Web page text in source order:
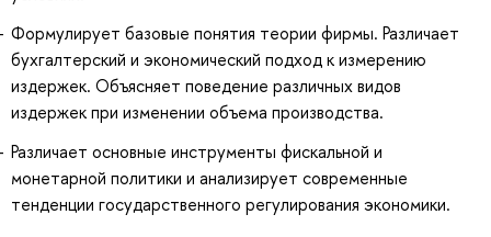
Формулирует базовые понятия теории фирмы. Различает
бухгалтерский и экономический подход к измерению
издержек. Объясняет поведение различных видов
издержек при изменении объема производства.
Различает основные инструменты фискальной и
монетарной политики и анализирует современные
тенденции государственного регулирования экономики.